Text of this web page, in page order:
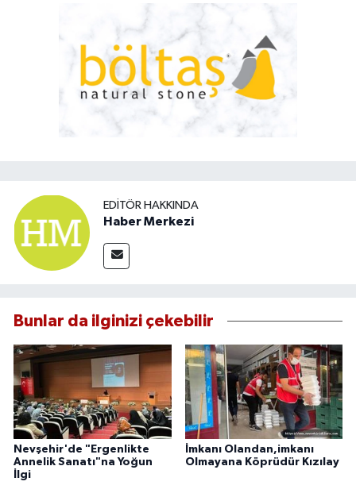
EDITÖR HAKKINDA
Haber Merkezi
Bunlar da ilginizi çekebilir
Nevşehir'de "Ergenlikte
Annelik Sanatı"na Yoğun
İlgi
İmkanı Olandan,imkanı
Olmayana Köprüdür Kızılay